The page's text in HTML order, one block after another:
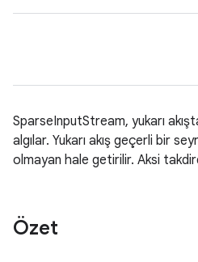
SparseInputStream, yukarı
algılar. Yukarı akış geçerli bir
olmayan hale getirilir. Aksi
Özet